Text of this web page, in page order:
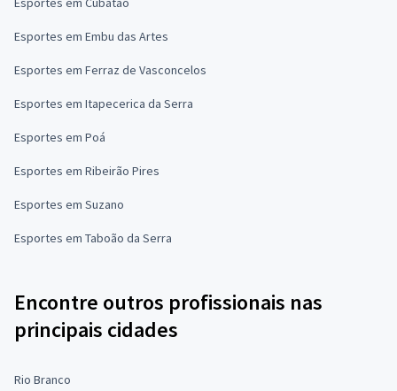
Esportes em Embu das Artes
Esportes em Ferraz de Vasconcelos
Esportes em Itapecerica da Serra
Esportes em Poá
Esportes em Ribeirão Pires
Esportes em Suzano
Esportes em Taboão da Serra
Encontre outros profissionais nas
principais cidades
Rio Branco